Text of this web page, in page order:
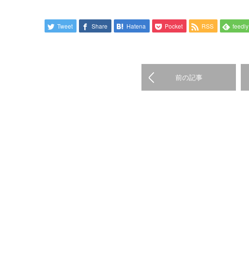
Tweet Share Hatena Pocket RSS feedly
前の記事